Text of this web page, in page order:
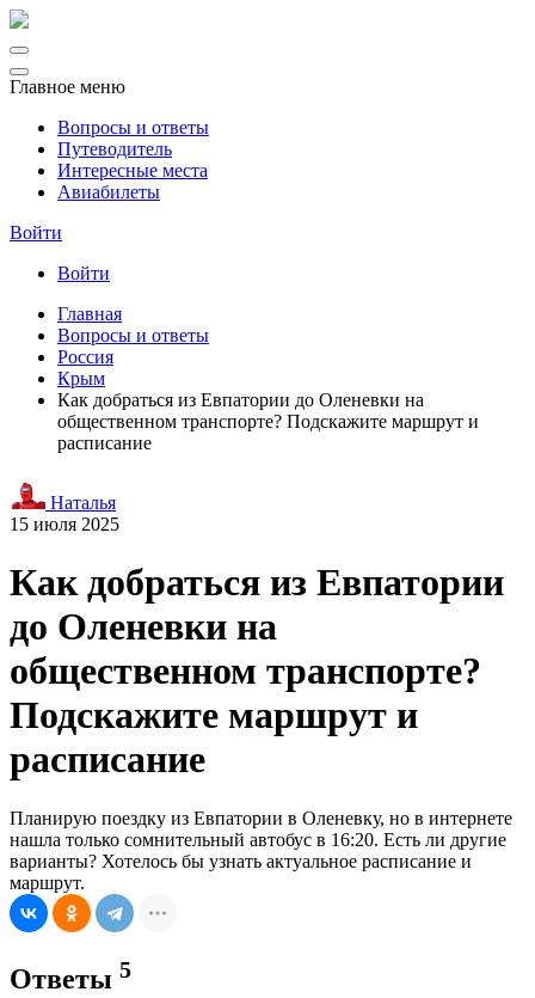
Главное меню
Вопросы и ответы
Путеводитель
Интересные места
Авиабилеты
Войти
Войти
Главная
Вопросы и ответы
Россия
Крым
Как добраться из Евпатории до Оленевки на
общественном транспорте? Подскажите маршрут и
расписание
Наталья
15 июля 2025
Как добраться из Евпатории
до Оленевки на
общественном транспорте?
Подскажите маршрут и
расписание
Планирую поездку из Евпатории в Оленевку, но в интернете
нашла только сомнительный автобус в 16:20. Есть ли другие
варианты? Хотелось бы узнать актуальное расписание и
маршрут.
Ответы 5